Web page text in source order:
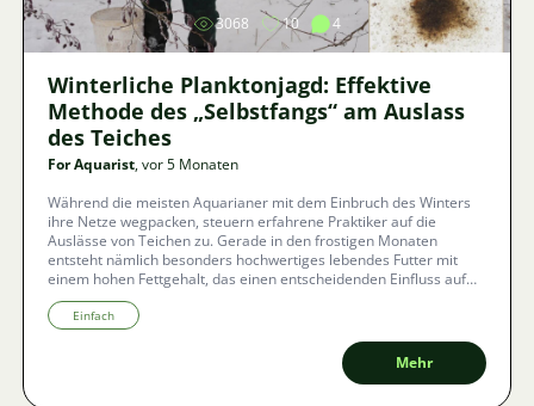
3068 10 4
Winterliche Planktonjagd: Effektive
Methode des „Selbstfangs“ am Auslass
des Teiches
For Aquarist, vor 5 Monaten
Während die meisten Aquarianer mit dem Einbruch des Winters
ihre Netze wegpacken, steuern erfahrene Praktiker auf die
Auslässe von Teichen zu. Gerade in den frostigen Monaten
entsteht nämlich besonders hochwertiges lebendes Futter mit
einem hohen Fettgehalt, das einen entscheidenden Einfluss auf
die Kondition, das Wachstum und die Färbung der Fische hat. Die
Winterfischerei auf Plankton ist keine Nostalgie und keine
Improvisation, sondern eine durchdachte Methode, die in der
modernen Aquaristik wieder ihren Platz zurückgewinnt.
Einfach
Mehr